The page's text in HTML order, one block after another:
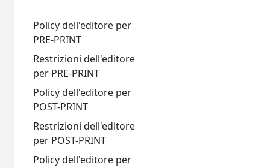
Policy dell'editore per
PRE-PRINT
Restrizioni dell'editore
per PRE-PRINT
Policy dell'editore per
POST-PRINT
Restrizioni dell'editore
per POST-PRINT
Policy dell'editore per